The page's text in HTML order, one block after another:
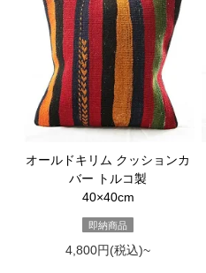
オールドキリム クッションカ
バー トルコ製
40×40cm
即納商品
4,800円(税込)~